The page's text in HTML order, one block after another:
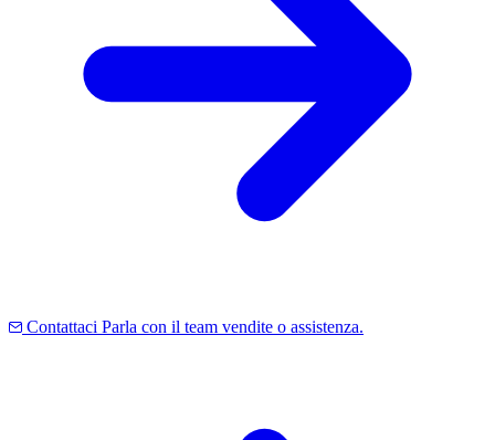
Contattaci Parla con il team vendite o assistenza.